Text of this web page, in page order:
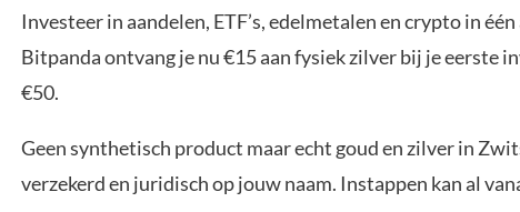
Investeer in aandelen, ETF’s, edelmetalen en crypto in
Bitpanda ontvang je nu €15 aan fysiek zilver bij je eerste
€50.
Geen synthetisch product maar echt goud en zilver in
verzekerd en juridisch op jouw naam. Instappen kan al